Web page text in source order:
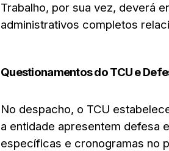
Trabalho, por sua vez, deverá
administrativos completos
Questionamentos do TCU e
No despacho, o TCU
a entidade apresentem defesa
específicas e cronogramas no